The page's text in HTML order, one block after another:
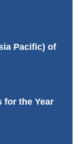
Pacific) of
for the Year